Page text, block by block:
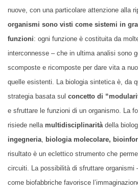
nuove, con una particolare attenzione alla
organismi sono visti come sistemi in
funzioni: ogni funzione è costituita da
interconnesse – che in ultima analisi sono
scomposte e ricomposte per dare vita a
quelle esistenti. La biologia sintetica è, da
strategia basata sul concetto di
e sfruttare le funzioni di un organismo. La
risiede nella multidisciplinarità della
ingegneria biologia molecolare,
risultato è un eclettico strumento che
circuiti. La possibilità di sfruttare organismi
come biofabbriche favorisce